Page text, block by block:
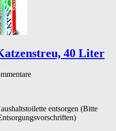
40 Liter
entsorgen (Bitte